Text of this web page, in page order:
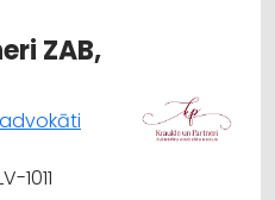
TRAKTORTEHNIKAS
ZAB,
1011